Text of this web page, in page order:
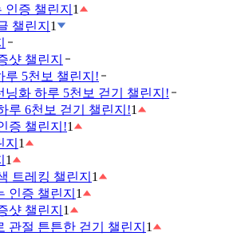
증 챌린지 1
챌린지 1
샷 챌린지
루 5천보 챌린지!
닝화 하루 5천보 걷기 챌린지!
루 6천보 걷기 챌린지!1
증 챌린지!1
1
1
트레킹 챌린지 1
인증 챌린지 1
샷 챌린지 1
관절 튼튼한 걷기 챌린지 1